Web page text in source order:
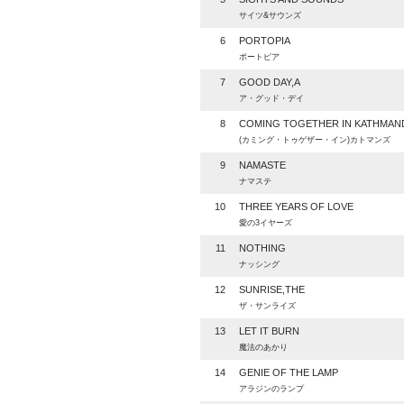
サイツ&サウンズ
6 PORTOPIA
ポートピア
7 GOOD DAY,A
ア・グッド・デイ
8 COMING TOGETHER IN
(カミング・トゥゲザー・イン)カトマンズ
9 NAMASTE
ナマステ
10 THREE YEARS OF LOVE
愛の3イヤーズ
11 NOTHING
ナッシング
12 SUNRISE,THE
ザ・サンライズ
13 LET IT BURN
魔法のあかり
14 GENIE OF THE LAMP
アラジンのランプ